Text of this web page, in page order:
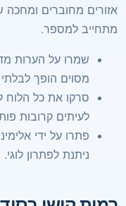
אזורים מחוברים ומחכה
מתחייב למספר.
שמרו על הערות
מסוים הופך
סרקו את כל הלוח
לעיתים קרובות
פתרו על ידי
ניתנת לפתרון לוגי.